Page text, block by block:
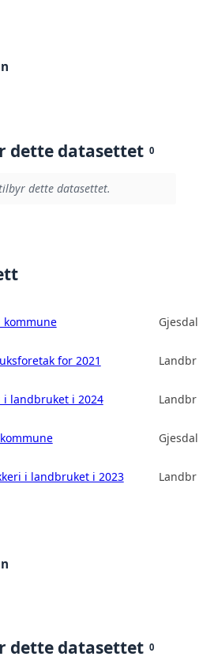
dette datasettet 0
dette datasettet.
kommune
for 2021
i landbruket i 2024
i landbruket i 2023
dette datasettet 0